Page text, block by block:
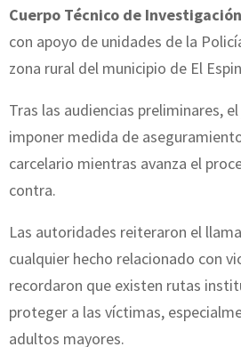
Cuerpo Técnico de
con apoyo de unidades de la
zona rural del municipio de El
Tras las audiencias preliminares,
imponer medida de
carcelario mientras avanza el
contra.
Las autoridades reiteraron el
cualquier hecho relacionado con
recordaron que existen rutas
proteger a las víctimas,
adultos mayores.